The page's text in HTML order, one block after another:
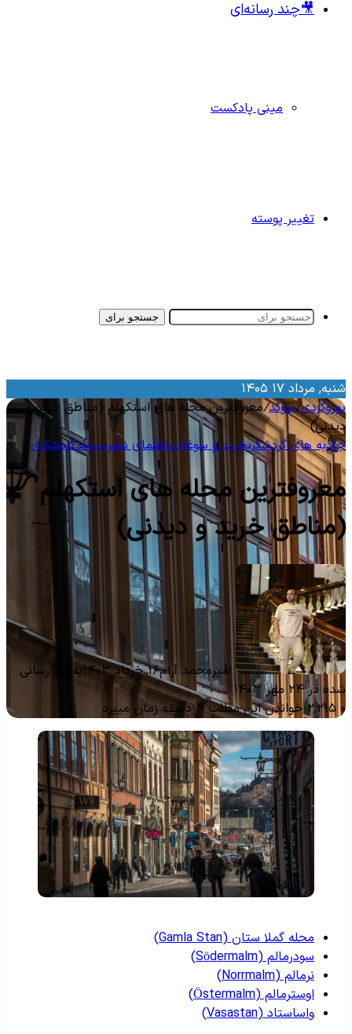
🎥چند رسانه‌ای
مینی پادکست
تغییر پوسته
جستجو برای
مرداد ۱۷ ۱۴۰۵
/سوئد/معروفترین محله های استکهلم (مناطق خرید و
های گردشگریخرید و سوغاتیراهنمای شهریسوئدگردشگری
محله های استکهلم
خرید و دیدنی)
امیرمحمد آرام۱۶ خرداد ۱۴۰۳
به روز رسانی
در ۲۴ مهر ۱۴۰۳
خواندن این مطلب ۴ دقیقه زمان میبرد
محله گملا ستان (Gamla Stan)
سودرمالم (Södermalm)
نرمالم (Norrmalm)
اوسترمالم (Östermalm)
واساستاد (Vasastan)